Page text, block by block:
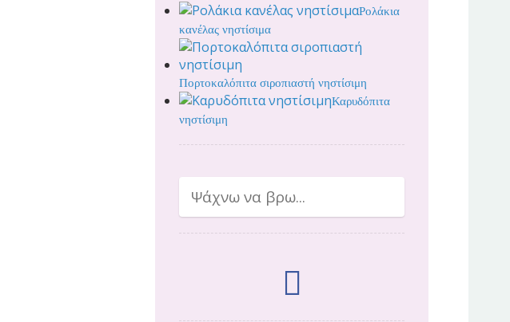
Ρολάκια
κανέλας νηστίσιμα
Πορτοκαλόπιτα σιροπιαστή νηστίσιμη
Καρυδόπιτα
νηστίσιμη